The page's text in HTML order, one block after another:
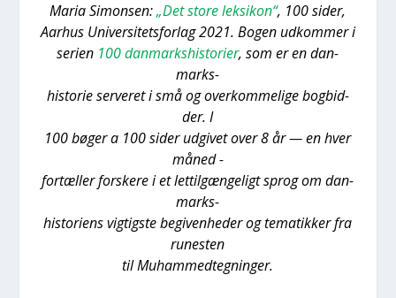
Maria Simon­sen:„Det sto­re lek­si­kon“, 100 sider,
Aar­hus Uni­ver­si­tets­for­lag 2021. Bogen udkom­mer i
seri­en 100 dan­marks­hi­sto­ri­er, som er en dan­
marks-
histo­rie ser­ve­ret i små og over­kom­me­li­ge bog­bid­
der. I
100 bøger a 100 sider udgi­vet over 8 år — en hver
måned -
for­tæl­ler for­ske­re i et let­til­gæn­ge­ligt sprog om dan­
marks-
histo­ri­ens vig­tig­ste begi­ven­he­der og tema­tik­ker fra
rune­sten
til Muham­med­teg­nin­ger.